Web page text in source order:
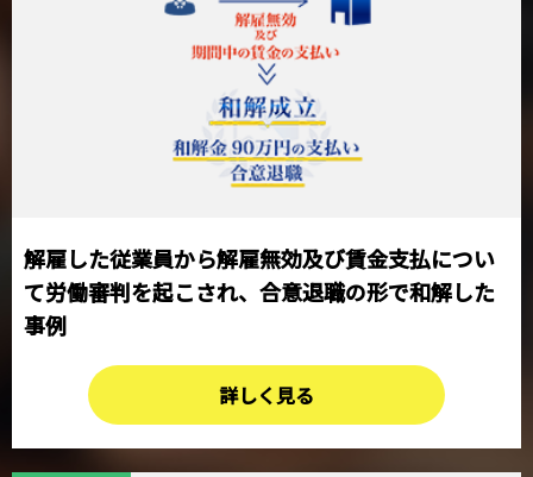
解雇した従業員から解雇無効及び賃金支払につい
て労働審判を起こされ、 合意退職の形で和解した
事例
詳しく見る